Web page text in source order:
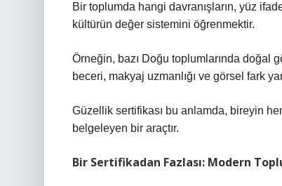
Bir toplumda hangi davranışların, yüz
kültürün değer sistemini öğrenmektir.
Örneğin, bazı Doğu toplumlarında doğal
beceri, makyaj uzmanlığı ve görsel fark
Güzellik sertifikası bu anlamda, bireyin
belgeleyen bir araçtır.
Bir Sertifikadan Fazlası: Modern